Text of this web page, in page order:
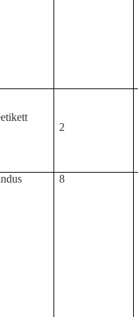
2
8